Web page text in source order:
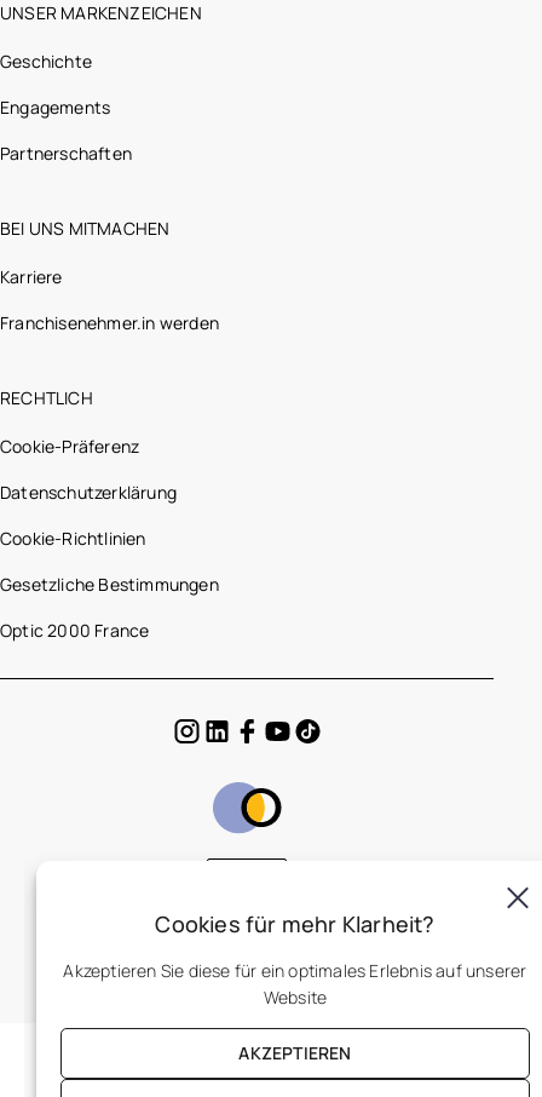
UNSER MARKENZEICHEN
Geschichte
Engagements
Partnerschaften
BEI UNS MITMACHEN
Karriere
Franchisenehmer.in werden
RECHTLICH
Cookie-Präferenz
Datenschutzerklärung
Cookie-Richtlinien
Gesetzliche Bestimmungen
Optic 2000 France
Cookies für mehr Klarheit?
Akzeptieren Sie diese für ein optimales Erlebnis auf unserer
Website
AKZEPTIEREN